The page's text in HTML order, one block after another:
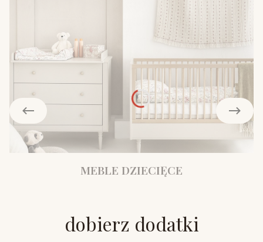
MEBLE DZIECIĘCE
dobierz dodatki